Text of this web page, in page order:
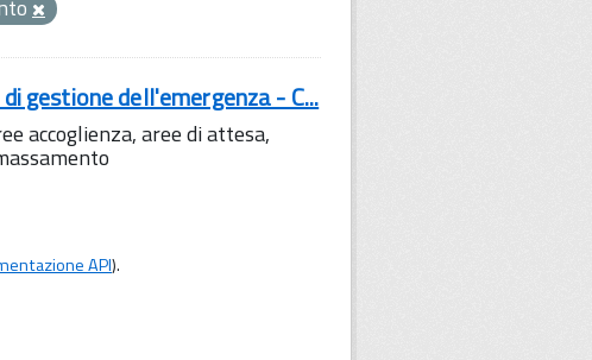
gestione dell'emergenza - C...
accoglienza, aree di attesa,
API).